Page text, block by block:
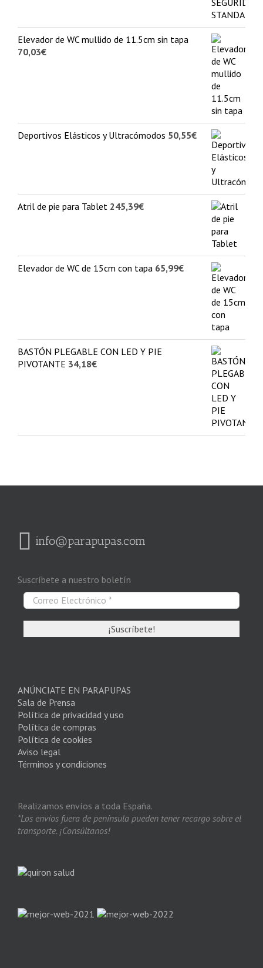
Elevador de WC mullido de 11.5cm sin tapa
70,03€
Deportivos Elásticos y Ultracómodos 50,55€
Atril de pie para Tablet 245,39€
Elevador de WC de 15cm con tapa 65,99€
BASTÓN PLEGABLE CON LED Y PIE
PIVOTANTE 34,18€
info@parapupas.com
Suscríbete a nuestro boletín
ANÚNCIATE EN PARAPUPAS
Sala de Prensa
Política de privacidad y uso
Política de compras
Política de cookies
Aviso legal
Términos y condiciones
Realizamos envíos a toda España.
*Los envíos fuera de península pueden tener recargo sobre el
transporte. ¡Consúltanos!